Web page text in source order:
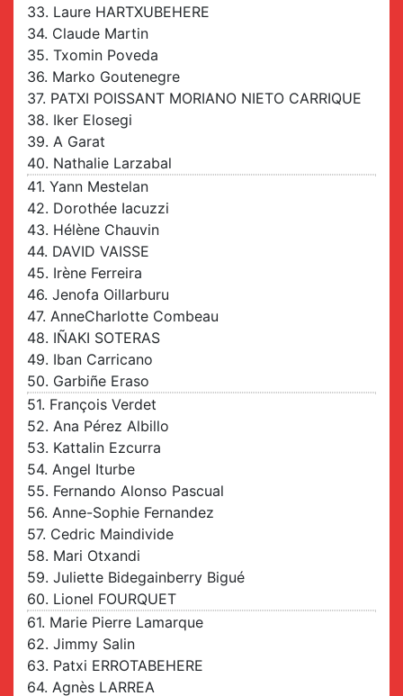
33. Laure HARTXUBEHERE
34. Claude Martin
35. Txomin Poveda
36. Marko Goutenegre
37. PATXI POISSANT MORIANO NIETO CARRIQUE
38. Iker Elosegi
39. A Garat
40. Nathalie Larzabal
41. Yann Mestelan
42. Dorothée Iacuzzi
43. Hélène Chauvin
44. DAVID VAISSE
45. Irène Ferreira
46. Jenofa Oillarburu
47. AnneCharlotte Combeau
48. IÑAKI SOTERAS
49. Iban Carricano
50. Garbiñe Eraso
51. François Verdet
52. Ana Pérez Albillo
53. Kattalin Ezcurra
54. Angel Iturbe
55. Fernando Alonso Pascual
56. Anne-Sophie Fernandez
57. Cedric Maindivide
58. Mari Otxandi
59. Juliette Bidegainberry Bigué
60. Lionel FOURQUET
61. Marie Pierre Lamarque
62. Jimmy Salin
63. Patxi ERROTABEHERE
64. Agnès LARREA